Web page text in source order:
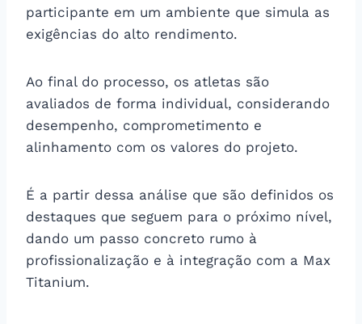
participante em um ambiente que simula as
exigências do alto rendimento.
Ao final do processo, os atletas são
avaliados de forma individual, considerando
desempenho, comprometimento e
alinhamento com os valores do projeto.
É a partir dessa análise que são definidos os
destaques que seguem para o próximo nível,
dando um passo concreto rumo à
profissionalização e à integração com a Max
Titanium.